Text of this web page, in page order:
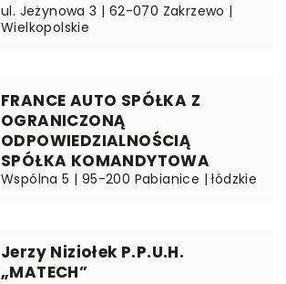
ul. Jeżynowa 3 | 62-070 Zakrzewo |
Wielkopolskie
FRANCE AUTO SPÓŁKA Z
OGRANICZONĄ
ODPOWIEDZIALNOŚCIĄ
SPÓŁKA KOMANDYTOWA
Wspólna 5 | 95-200 Pabianice | łódzkie
Jerzy Niziołek P.P.U.H.
„MATECH”